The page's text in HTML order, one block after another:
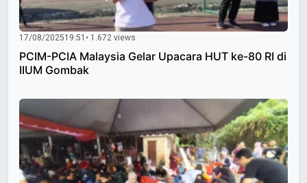
17/08/202519:51 • 1.672 views
PCIM-PCIA Malaysia Gelar Upacara HUT ke-80 RI di
IIUM Gombak